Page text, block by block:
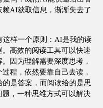
AI获取信息，渐渐失去了
样一个原则：AI是我的读
高效的阅读工具可以快速
因为理解需要深度思考，
程，依然要靠自己去读，
是答案，而阅读给的是思
，一种思维方式可以解决